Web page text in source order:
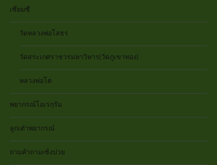
เซียมซี
วัดหลวงพ่อโสธร
วัดสระเกศราชวรมหาวิหาร(วัดภูเขาทอง)
หลวงพ่อโต
พยากรณ์โอเรกุรัม
ลูกเต๋าพยากรณ์
ถามคำถามเซ้งปวย